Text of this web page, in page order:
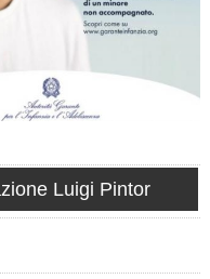
Luigi Pintor